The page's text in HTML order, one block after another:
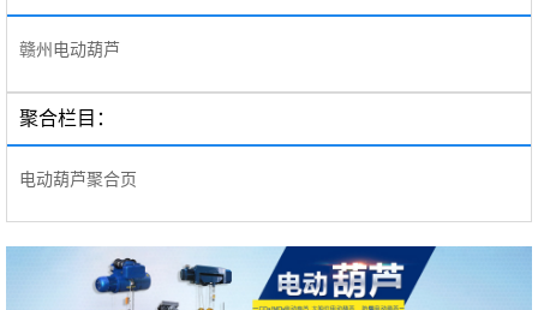
赣州电动葫芦
聚合栏目：
电动葫芦聚合页